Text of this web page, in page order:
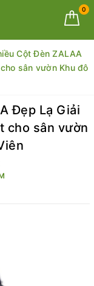
0
Cột Đèn ZALAA
sân vườn Khu đô
Đẹp Lạ Giải
cho sân vườn